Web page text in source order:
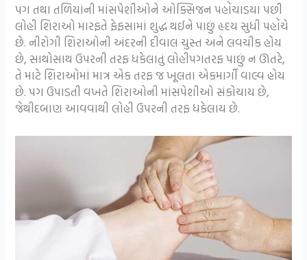
પગ તથા તળિયાંની માંસપેશીઓને ઓક્સિજન પહોંચાડયા પછી
લોહી શિરાઓ મારફતે ફેફસામાં શુદ્ધ થઈને પાછું હૃદય સુધી પહોંચે
છે. નીરોગી શિરાઓની અંદરની દીવાલ ચુસ્ત અને લવચીક હોય
છે, સાથોસાથ ઉપરની તરફ ધકેલાતું લોહીપગતરફ પાછું ન ઊતરે,
તે માટે શિરાઓમાં માત્ર એક તરફ જ ખૂલતા એકમાર્ગી વાલ્વ હોય
છે. પગ ઉપાડતી વખતે શિરાઓની માંસપેશીઓ સંકોચાય છે,
જેથીદબાણ આવવાથી લોહી ઉપરની તરફ ધકેલાય છે.